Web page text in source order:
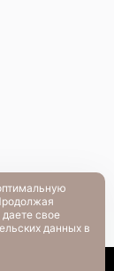
свое
данных в